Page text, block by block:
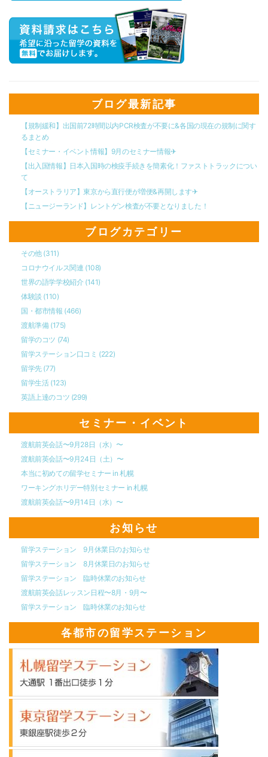
ブログ最新記事
【規制緩和】出国前72時間以内PCR検査が不要に&各国の現在の規制に関す
るまとめ
【セミナー・イベント情報】9月のセミナー情報✈︎
【出入国情報】日本入国時の検疫手続きを簡素化！ファストトラックについ
て
【オーストラリア】東京から直行便が増便&再開します✈︎
【ニュージーランド】レントゲン検査が不要となりました！
ブログカテゴリー
その他 (311)
コロナウイルス関連 (108)
世界の語学学校紹介 (141)
体験談 (110)
国・都市情報 (466)
渡航準備 (175)
留学のコツ (74)
留学ステーション口コミ (222)
留学先 (77)
留学生活 (123)
英語上達のコツ (299)
セミナー・イベント
渡航前英会話〜9月28日（水）〜
渡航前英会話〜9月24日（土）〜
本当に初めての留学セミナー in 札幌
ワーキングホリデー特別セミナー in 札幌
渡航前英会話〜9月14日（水）〜
お知らせ
留学ステーション 9月休業日のお知らせ
留学ステーション 8月休業日のお知らせ
留学ステーション 臨時休業のお知らせ
渡航前英会話レッスン日程〜8月・9月〜
留学ステーション 臨時休業のお知らせ
各都市の留学ステーション